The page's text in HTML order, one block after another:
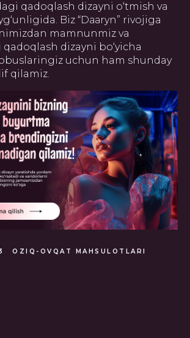
qadoqlash dizayni o‘tmish va
Biz “Dааryn” rivojiga
mamnunmiz va
dizayni bo‘yicha
uchun ham shunday
qilamiz.
OZIQ-OVQAT MAHSULOTLARI